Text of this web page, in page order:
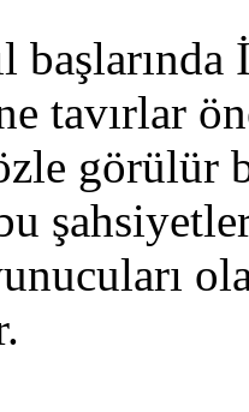
tavırlar
görülür